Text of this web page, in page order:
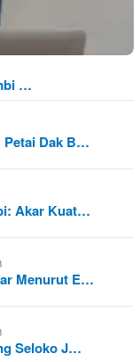
…
Petai Dak B…
Akar Kuat…
Menurut E…
Seloko J…